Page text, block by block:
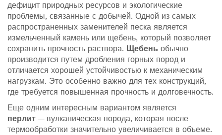
дефицит природных ресурсов и экологические
проблемы, связанные с добычей. Одной из самых
распространенных заменителей песка является
измельченный камень или щебень, который позволяет
сохранить прочность раствора. Щебень обычно
производится путем дробления горных пород и
отличается хорошей устойчивостью к механическим
нагрузкам. Это особенно важно для тех конструкций,
где требуется повышенная прочность и долговечность.
Еще одним интересным вариантом является
перлит — вулканическая порода, которая после
термообработки значительно увеличивается в объеме.